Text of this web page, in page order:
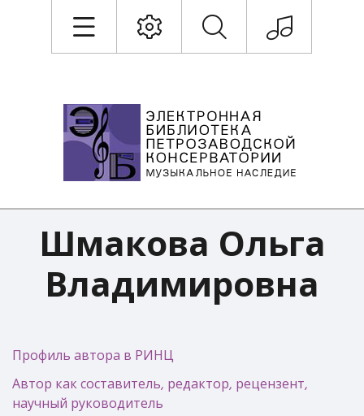
Шмакова Ольга
Владимировна
Профиль автора в РИНЦ
Автор как составитель, редактор, рецензент,
научный руководитель